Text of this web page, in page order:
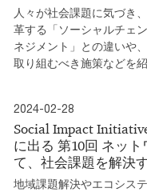
人々が社会課題に気づき
革する「ソーシャルチェ
ネジメント」との違いや
取り組むべき施策などを紹
2024-02-28
Social Impact
に出る 第10回 ネッ
て、社会課題を解決
地域課題解決やエコシス